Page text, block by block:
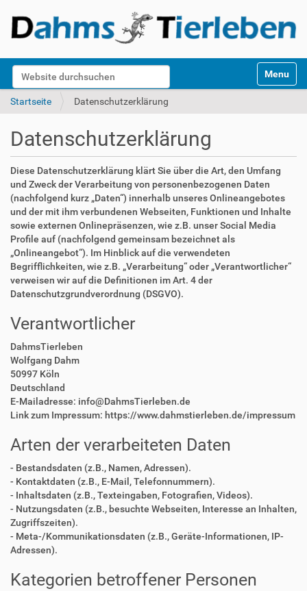
Website durchsuchen
k
Toggle
Startseite Datenschutzerklärung
Datenschutzerklärung
Diese Datenschutzerklärung klärt Sie über die Art, den Umfang
und Zweck der Verarbeitung von personenbezogenen Daten
(nachfolgend kurz „Daten“) innerhalb unseres Onlineangebotes
und der mit ihm verbundenen Webseiten, Funktionen und Inhalte
sowie externen Onlinepräsenzen, wie z.B. unser Social Media
Profile auf (nachfolgend gemeinsam bezeichnet als
„Onlineangebot“). Im Hinblick auf die verwendeten
Begrifflichkeiten, wie z.B. „Verarbeitung“ oder „Verantwortlicher“
verweisen wir auf die Definitionen im Art. 4 der
Datenschutzgrundverordnung (DSGVO).
Verantwortlicher
DahmsTierleben
Wolfgang Dahm
50997 Köln
Deutschland
E-Mailadresse: info@DahmsTierleben.de
Link zum Impressum: https://www.dahmstierleben.de/impressum
Arten der verarbeiteten Daten
- Bestandsdaten (z.B., Namen, Adressen).
- Kontaktdaten (z.B., E-Mail, Telefonnummern).
- Inhaltsdaten (z.B., Texteingaben, Fotografien, Videos).
- Nutzungsdaten (z.B., besuchte Webseiten, Interesse an Inhalten,
Zugriffszeiten).
- Meta-/Kommunikationsdaten (z.B., Geräte-Informationen, IP-
Adressen).
Kategorien betroffener Personen